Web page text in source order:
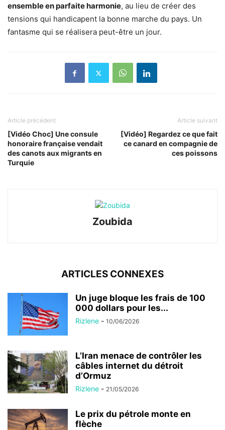
ensemble en parfaite harmonie, au lieu de créer des
tensions qui handicapent la bonne marche du pays. Un
fantasme qui se réalisera peut-être un jour.
Article précédent
[Vidéo Choc] Une consule
honoraire française vendait
des canots aux migrants en
Turquie
Article suivant
[Vidéo] Regardez ce que fait
ce canard en compagnie de
ces poissons
Zoubida
ARTICLES CONNEXES
Un juge bloque les frais de 100
000 dollars pour les...
Rizlene - 10/06/2026
L’Iran menace de contrôler les
câbles internet du détroit
d’Ormuz
Rizlene - 21/05/2026
Le prix du pétrole monte en
flèche